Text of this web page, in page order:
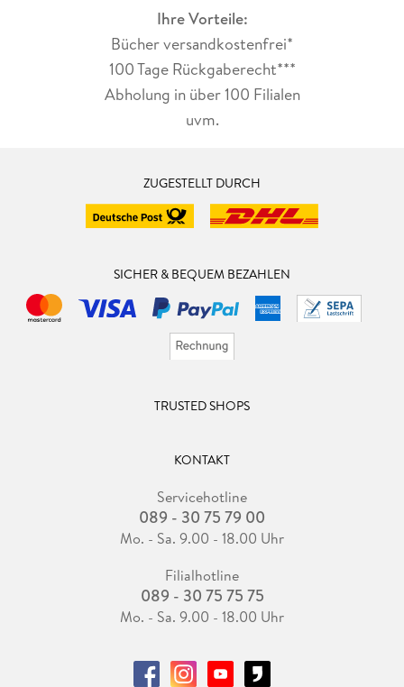
Ihre Vorteile:
Bücher versandkostenfrei*
100 Tage Rückgaberecht***
Abholung in über 100 Filialen
uvm.
ZUGESTELLT DURCH
SICHER & BEQUEM BEZAHLEN
TRUSTED SHOPS
KONTAKT
Servicehotline
089 - 30 75 79 00
Mo. - Sa. 9.00 - 18.00 Uhr
Filialhotline
089 - 30 75 75 75
Mo. - Sa. 9.00 - 18.00 Uhr